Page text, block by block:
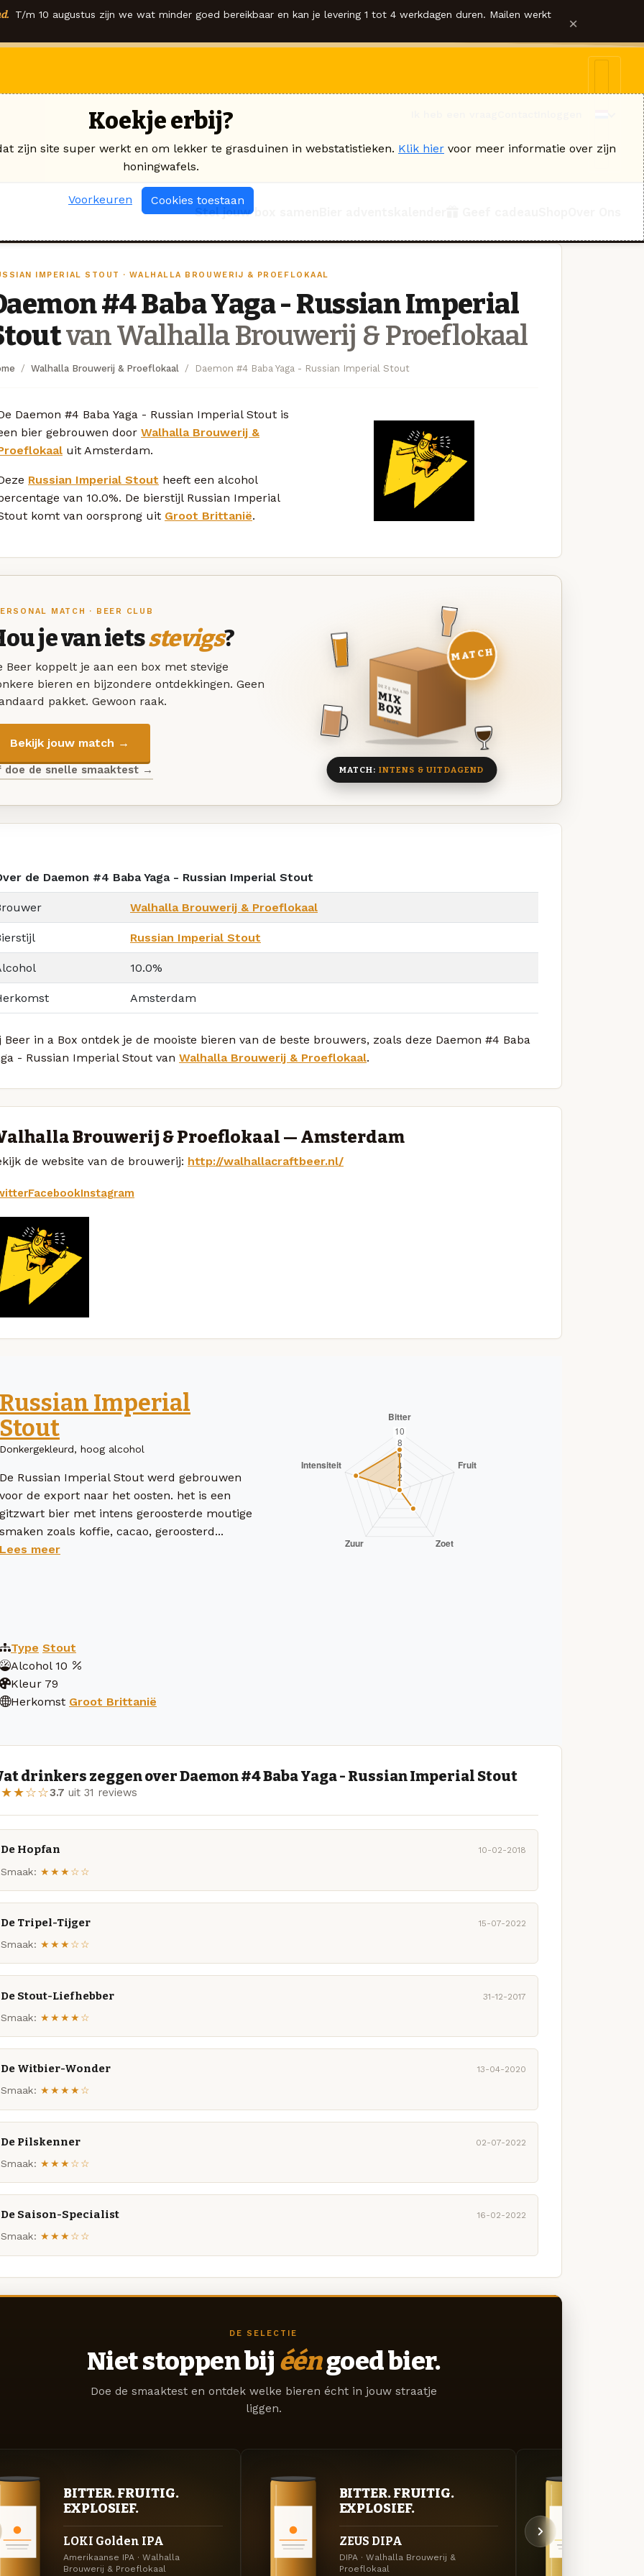
T/m 10 augustus zijn we wat minder goed bereikbaar en kan je levering 1 tot 4 werkdagen duren. Mailen werkt ×
Stel jouw box samen
IMPERIAL STOUT · WALHALLA BROUWERIJ & PROEFLOKAAL
#4 Baba Yaga - Russian Imperial
van Walhalla Brouwerij & Proeflokaal
Walhalla Brouwerij & Proeflokaal Daemon #4 Baba Yaga - Russian Imperial Stout
Daemon #4 Baba Yaga - Russian Imperial Stout is
bier gebrouwen door Walhalla Brouwerij &
uit Amsterdam.
Russian Imperial Stout heeft een alcohol
van 10.0%. De bierstijl Russian Imperial
komt van oorsprong uit Groot Brittanië.
MATCH · BEER CLUB
je van ietsstevigs?
Beer koppelt je aan een box met stevige
bieren en bijzondere ontdekkingen. Geen
pakket. Gewoon raak.
Bekijk jouw match →
doe de snelle smaaktest →
DEZE MAAND
MIX
BOX
8 BIEREN
MATCH
MATCH: INTENS & UITDAGEND
de Daemon #4 Baba Yaga - Russian Imperial Stout
Walhalla Brouwerij & Proeflokaal
Russian Imperial Stout
10.0%
Amsterdam
Beer in a Box ontdek je de mooiste bieren van de beste brouwers, zoals deze Daemon #4 Baba
- Russian Imperial Stout van Walhalla Brouwerij & Proeflokaal.
Brouwerij & Proeflokaal — Amsterdam
de website van de brouwerij: http://walhallacraftbeer.nl/
FacebookInstagram
Russian Imperial
Stout
Donkergekleurd, hoog alcohol
De Russian Imperial Stout werd gebrouwen
voor de export naar het oosten. het is een
gitzwart bier met intens geroosterde moutige
smaken zoals koffie, cacao, geroosterd...
Lees meer
Type Stout
Alcohol 10
Kleur 79
Herkomst Groot Brittanië
drinkers zeggen over Daemon #4 Baba Yaga - Russian Imperial Stout
3.7 uit 31 reviews
De Hopfan 10-02-2018
Smaak: ★★★☆☆
De Tripel-Tijger 15-07-2022
Smaak: ★★★☆☆
De Stout-Liefhebber 31-12-2017
Smaak: ★★★★☆
De Witbier-Wonder 13-04-2020
Smaak: ★★★★☆
De Pilskenner 02-07-2022
Smaak: ★★★☆☆
De Saison-Specialist 16-02-2022
Smaak: ★★★☆☆
DE SELECTIE
Niet stoppen bij ééngoed bier.
Doe de smaaktest en ontdek welke bieren écht in jouw straatje
liggen.
BITTER. FRUITIG.
EXPLOSIEF.
LOKI Golden IPA
Amerikaanse IPA · Walhalla
Brouwerij & Proeflokaal
BITTER. FRUITIG.
EXPLOSIEF.
ZEUS DIPA
DIPA · Walhalla Brouwerij &
Proeflokaal
Koekje erbij?
zijn site super werkt en om lekker te grasduinen in webstatistieken. Klik hier voor meer informatie over zijn
honingwafels.
Voorkeuren Cookies toestaan